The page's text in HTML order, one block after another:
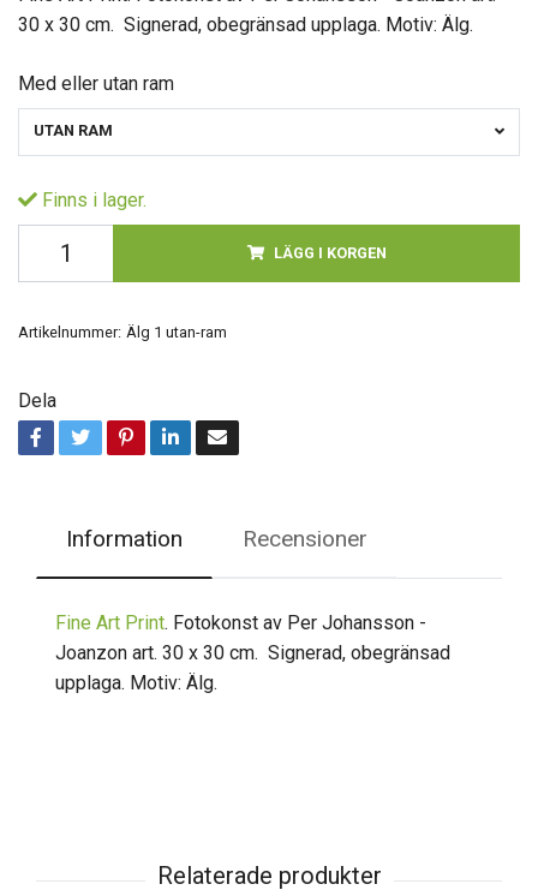
30 x 30 cm. Signerad, obegränsad upplaga. Motiv: Älg.
Med eller utan ram
UTAN RAM
Finns i lager.
LÄGG I KORGEN
Artikelnummer: Älg 1 utan-ram
Dela
Information Recensioner
Fine Art Print. Fotokonst av Per Johansson -
Joanzon art. 30 x 30 cm. Signerad, obegränsad
upplaga. Motiv: Älg.